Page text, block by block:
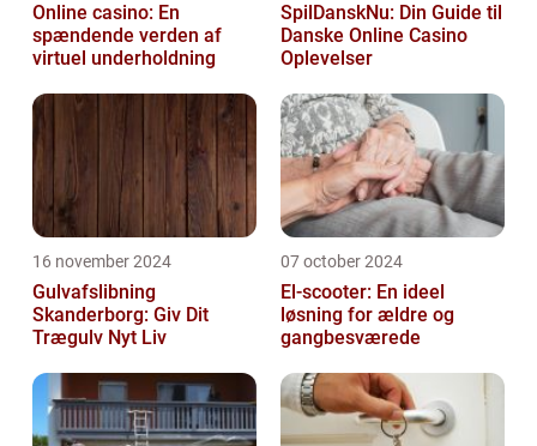
Online casino: En
spændende verden af
virtuel underholdning
SpilDanskNu: Din Guide til
Danske Online Casino
Oplevelser
16 november 2024
Gulvafslibning
Skanderborg: Giv Dit
Trægulv Nyt Liv
07 october 2024
El-scooter: En ideel
løsning for ældre og
gangbesværede